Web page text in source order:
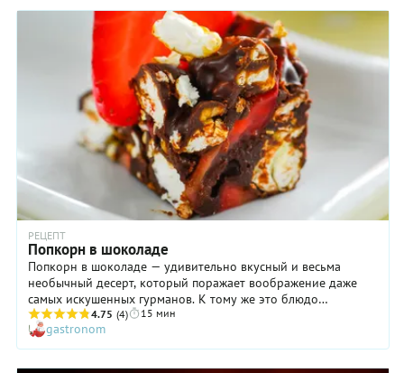
РЕЦЕПТ
Попкорн в шоколаде
Попкорн в шоколаде — удивительно вкусный и весьма
необычный десерт, который поражает воображение даже
самых искушенных гурманов. К тому же это блюдо
перевернет сознание тех, кто считает, что воздушная
кукуруза подходит только для «заедания» того или иного
фильма. Что ж, мы готовы опровергнуть столь ограниченное
убеждение и предложить рецепт чудесного лакомства на
4.75 (4) 15 мин
gastronom